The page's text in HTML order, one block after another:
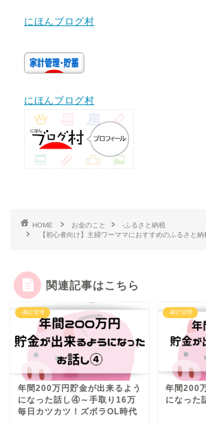
にほんブログ村
にほんブログ村
HOME お金のこと
-ふるさと納税
【初心者向け】主婦ワーママにおすすめのふるさと
関連記事はこちら
-家計管理
年間200万円貯金が出来るよう
になった話し④～手取り16万
毎日カツカツ！ズボラOL時代
-家計管理
年間200
になった